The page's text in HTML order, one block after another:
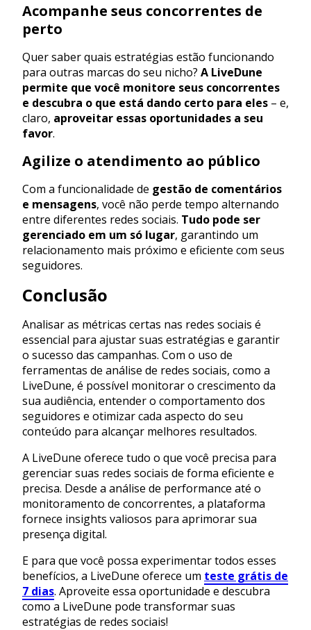
Acompanhe seus concorrentes de
perto
Quer saber quais estratégias estão funcionando
para outras marcas do seu nicho? A LiveDune
permite que você monitore seus concorrentes
e descubra o que está dando certo para eles – e,
claro, aproveitar essas oportunidades a seu
favor.
Agilize o atendimento ao público
Com a funcionalidade de gestão de comentários
e mensagens, você não perde tempo alternando
entre diferentes redes sociais. Tudo pode ser
gerenciado em um só lugar, garantindo um
relacionamento mais próximo e eficiente com seus
seguidores.
Conclusão
Analisar as métricas certas nas redes sociais é
essencial para ajustar suas estratégias e garantir
o sucesso das campanhas. Com o uso de
ferramentas de análise de redes sociais, como a
LiveDune, é possível monitorar o crescimento da
sua audiência, entender o comportamento dos
seguidores e otimizar cada aspecto do seu
conteúdo para alcançar melhores resultados.
A LiveDune oferece tudo o que você precisa para
gerenciar suas redes sociais de forma eficiente e
precisa. Desde a análise de performance até o
monitoramento de concorrentes, a plataforma
fornece insights valiosos para aprimorar sua
presença digital.
E para que você possa experimentar todos esses
benefícios, a LiveDune oferece um teste grátis de
7 dias. Aproveite essa oportunidade e descubra
como a LiveDune pode transformar suas
estratégias de redes sociais!